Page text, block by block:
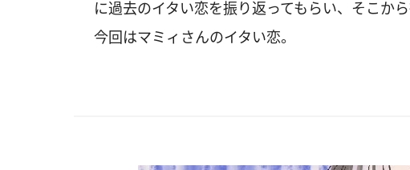
に過去のイタい恋を振り返ってもらい、そこか
今回はマミィさんのイタい恋。